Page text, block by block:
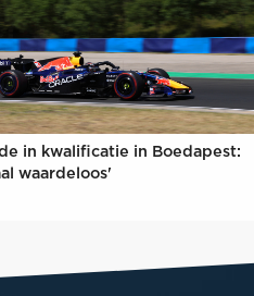
in kwalificatie in Boedapest:
waardeloos'